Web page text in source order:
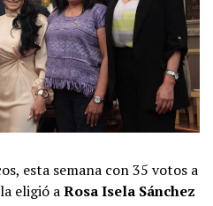
esta semana con 35 votos a
eligió aRosa Isela Sánchez